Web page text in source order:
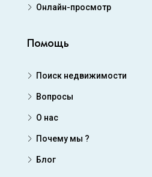
Онлайн-просмотр
Помощь
Поиск недвижимости
Вопросы
О нас
Почему мы ?
Блог